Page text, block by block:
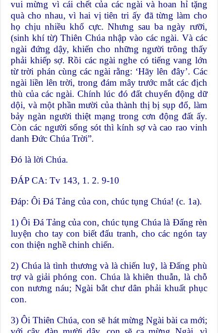
vui mừng vì cái chết của các ngài và hoan hỉ tặng
quà cho nhau, vì hai vị tiên tri ấy đã từng làm cho
họ chịu nhiều khổ cực. Nhưng sau ba ngày rưỡi,
(sinh khí từ) Thiên Chúa nhập vào các ngài. Và các
ngài đứng dậy, khiến cho những người trông thấy
phải khiếp sợ. Rồi các ngài nghe có tiếng vang lớn
từ trời phán cùng các ngài rằng: ‘Hãy lên đây’. Các
ngài liền lên trời, trong đám mây trước mắt các địch
thù của các ngài. Chính lúc đó đất chuyển động dữ
dội, và một phần mười của thành thị bị sụp đổ, làm
bảy ngàn người thiệt mạng trong cơn động đất ấy.
Còn các người sống sót thì kính sợ và cao rao vinh
danh Đức Chúa Trời”.
Đó là lời Chúa.
ĐÁP CA: Tv 143, 1. 2. 9-10
Đáp: Ôi Đá Tảng của con, chúc tụng Chúa! (c. 1a).
1) Ôi Đá Tảng của con, chúc tụng Chúa là Đấng rèn
luyện cho tay con biết đấu tranh, cho các ngón tay
con thiện nghề chinh chiến.
2) Chúa là tình thương và là chiến luỹ, là Đấng phù
trợ và giải phóng con. Chúa là khiên thuẫn, là chỗ
con nương náu; Ngài bắt chư dân phải khuất phục
con.
3) Ôi Thiên Chúa, con sẽ hát mừng Ngài bài ca mới;